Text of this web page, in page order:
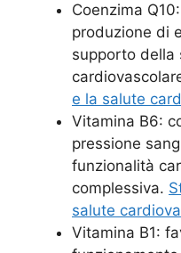
Coenzima
produzione di
supporto della
e la salute
Vitamina B6:
pressione
funzionalità
complessiva.
salute
Vitamina B1: